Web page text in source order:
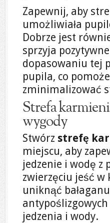
Zapewnij, aby
umożliwiała
Dobrze jest
sprzyja
dopasowaniu tej
pupila, co
zminimalizować
Strefa
wygody
Stwórz strefę
miejscu, aby
jedzenie i wodę z
zwierzęciu jeść w
uniknąć
jedzenia i wody.